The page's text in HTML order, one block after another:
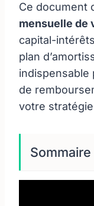
Ce document
mensuelle de
capital-
plan
indispensable
de
votre
Sommaire